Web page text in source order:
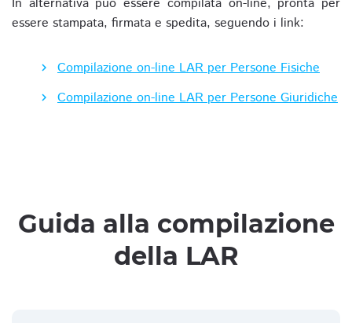
essere stampata, firmata e spedita, seguendo i link:
Compilazione on-line LAR per Persone Fisiche
Compilazione on-line LAR per Persone Giuridiche
Guida alla compilazione
della LAR